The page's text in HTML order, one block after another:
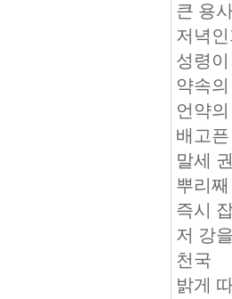
큰 용
저녁
성령
약속
언약
배고
말세
뿌리
즉시
저 강
천국
밝게